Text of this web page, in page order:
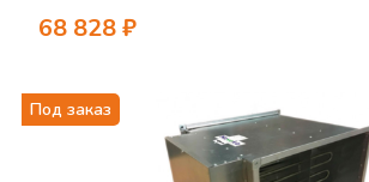
68 828₽
Под заказ